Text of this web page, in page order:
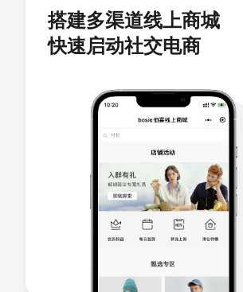
搭建多渠道线上商城
快速启动社交电商